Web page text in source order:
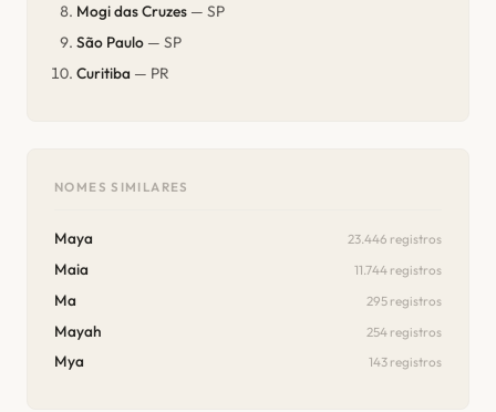
Mogi das Cruzes — SP
São Paulo — SP
Curitiba — PR
NOMES SIMILARES
Maya 23.446 registros
Maia 11.744 registros
Ma 295 registros
Mayah 254 registros
Mya 143 registros